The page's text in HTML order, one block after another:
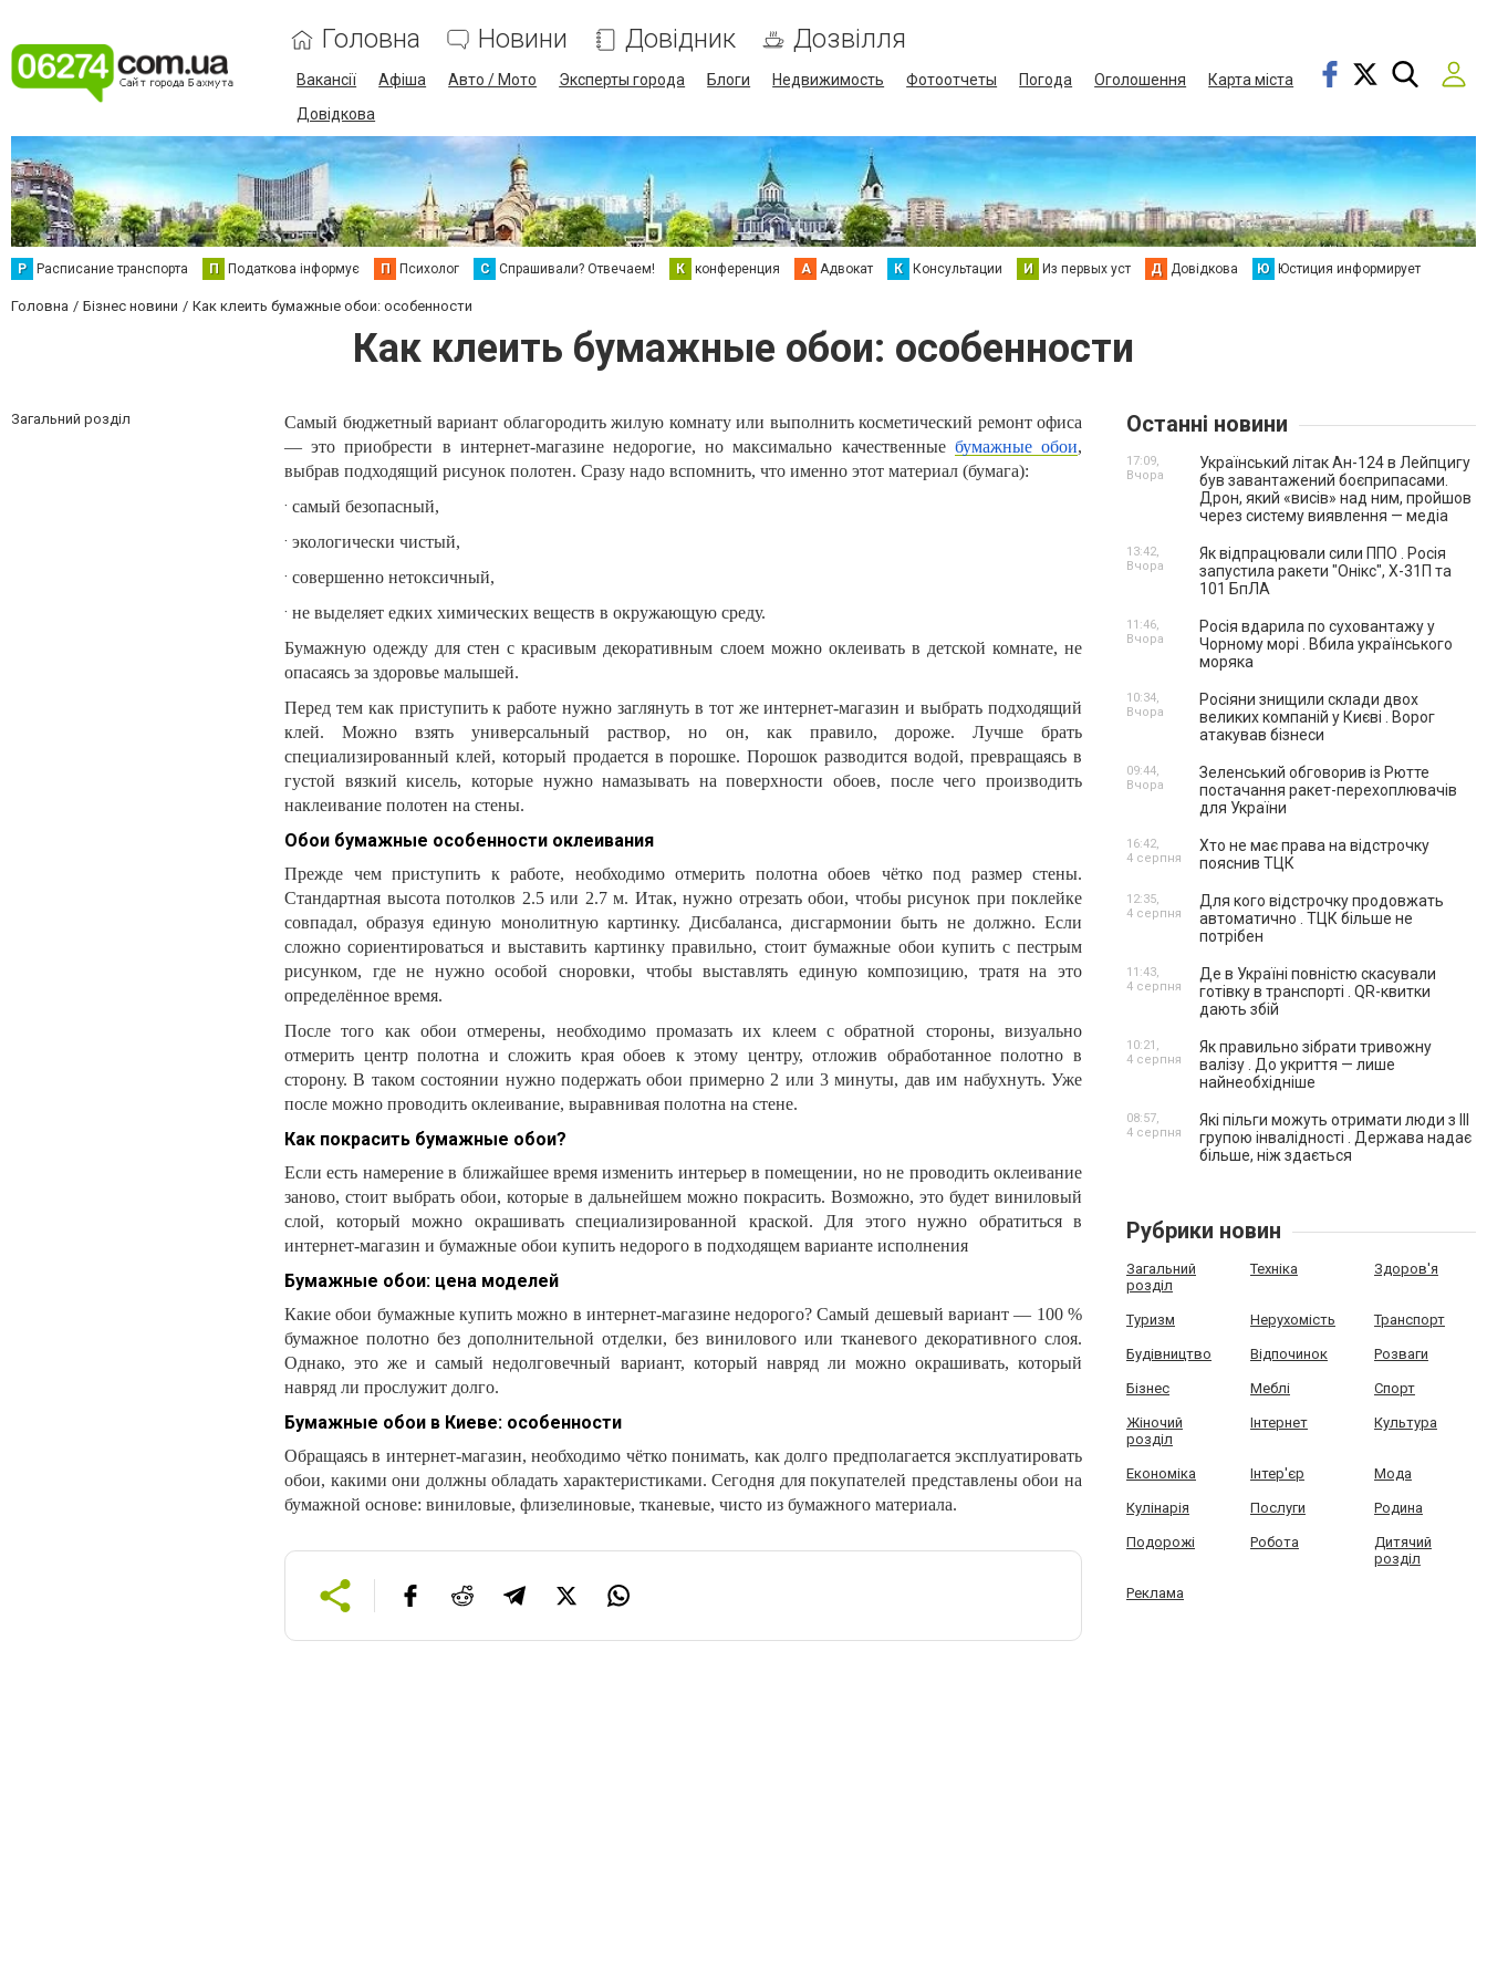
Головна Новини Довідник Дозвілля
Вакансії Афіша Авто / Мото Эксперты города Блоги Недвижимость Фотоотчеты Погода Оголошення
Карта міста
Довідкова
Р Расписание транспорта П Податкова інформує П Психолог С Спрашивали? Отвечаем! К конференция А Адвокат К Консультации И Из первых уст Д Довідкова Ю Юстиция информирует
Головна Бізнес новини Как клеить бумажные обои: особенности
Как клеить бумажные обои: особенности
Загальний розділ
Самый бюджетный вариант облагородить жилую комнату или выполнить косметический ремонт офиса
— это приобрести в интернет-магазине недорогие, но максимально качественные бумажные обои,
выбрав подходящий рисунок полотен. Сразу надо вспомнить, что именно этот материал (бумага):
· самый безопасный,
· экологически чистый,
· совершенно нетоксичный,
· не выделяет едких химических веществ в окружающую среду.
Бумажную одежду для стен с красивым декоративным слоем можно оклеивать в детской комнате, не
опасаясь за здоровье малышей.
Перед тем как приступить к работе нужно заглянуть в тот же интернет-магазин и выбрать подходящий
клей. Можно взять универсальный раствор, но он, как правило, дороже. Лучше брать
специализированный клей, который продается в порошке. Порошок разводится водой, превращаясь в
густой вязкий кисель, которые нужно намазывать на поверхности обоев, после чего производить
наклеивание полотен на стены.
Обои бумажные особенности оклеивания
Прежде чем приступить к работе, необходимо отмерить полотна обоев чётко под размер стены.
Стандартная высота потолков 2.5 или 2.7 м. Итак, нужно отрезать обои, чтобы рисунок при поклейке
совпадал, образуя единую монолитную картинку. Дисбаланса, дисгармонии быть не должно. Если
сложно сориентироваться и выставить картинку правильно, стоит бумажные обои купить с пестрым
рисунком, где не нужно особой сноровки, чтобы выставлять единую композицию, тратя на это
определённое время.
После того как обои отмерены, необходимо промазать их клеем с обратной стороны, визуально
отмерить центр полотна и сложить края обоев к этому центру, отложив обработанное полотно в
сторону. В таком состоянии нужно подержать обои примерно 2 или 3 минуты, дав им набухнуть. Уже
после можно проводить оклеивание, выравнивая полотна на стене.
Как покрасить бумажные обои?
Если есть намерение в ближайшее время изменить интерьер в помещении, но не проводить оклеивание
заново, стоит выбрать обои, которые в дальнейшем можно покрасить. Возможно, это будет виниловый
слой, который можно окрашивать специализированной краской. Для этого нужно обратиться в
интернет-магазин и бумажные обои купить недорого в подходящем варианте исполнения
Бумажные обои: цена моделей
Какие обои бумажные купить можно в интернет-магазине недорого? Самый дешевый вариант — 100 %
бумажное полотно без дополнительной отделки, без винилового или тканевого декоративного слоя.
Однако, это же и самый недолговечный вариант, который навряд ли можно окрашивать, который
навряд ли прослужит долго.
Бумажные обои в Киеве: особенности
Обращаясь в интернет-магазин, необходимо чётко понимать, как долго предполагается эксплуатировать
обои, какими они должны обладать характеристиками. Сегодня для покупателей представлены обои на
бумажной основе: виниловые, флизелиновые, тканевые, чисто из бумажного материала.
Останні новини
Український літак Ан-124 в Лейпцигу
був завантажений боєприпасами.
Дрон, який «висів» над ним, пройшов
через систему виявлення — медіа
17:09,
Вчора
Як відпрацювали сили ППО . Росія
запустила ракети "Онікс", Х-31П та
101 БпЛА
13:42,
Вчора
Росія вдарила по суховантажу у
Чорному морі . Вбила українського
моряка
11:46,
Вчора
Росіяни знищили склади двох
великих компаній у Києві . Ворог
атакував бізнеси
10:34,
Вчора
Зеленський обговорив із Рютте
постачання ракет-перехоплювачів
для України
09:44,
Вчора
Хто не має права на відстрочку
пояснив ТЦК
16:42,
4 серпня
Для кого відстрочку продовжать
автоматично . ТЦК більше не
потрібен
12:35,
4 серпня
Де в Україні повністю скасували
готівку в транспорті . QR-квитки
дають збій
11:43,
4 серпня
Як правильно зібрати тривожну
валізу . До укриття — лише
найнеобхідніше
10:21,
4 серпня
Які пільги можуть отримати люди з III
групою інвалідності . Держава надає
більше, ніж здається
08:57,
4 серпня
Рубрики новин
Загальний
розділ
Техніка Здоров'я
Туризм Нерухомість Транспорт
Будівництво Відпочинок Розваги
Бізнес Меблі Спорт
Жіночий
розділ
Інтернет Культура
Економіка Інтер'єр Мода
Кулінарія Послуги Родина
Подорожі Робота
Дитячий
розділ
Реклама